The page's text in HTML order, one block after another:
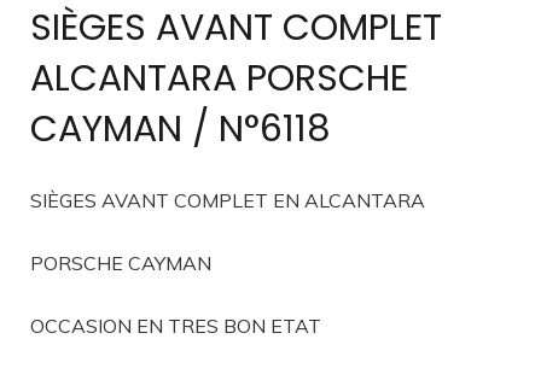
SIÈGES AVANT COMPLET
ALCANTARA PORSCHE
CAYMAN / N°6118
SIÈGES AVANT COMPLET EN ALCANTARA
PORSCHE CAYMAN
OCCASION EN TRES BON ETAT